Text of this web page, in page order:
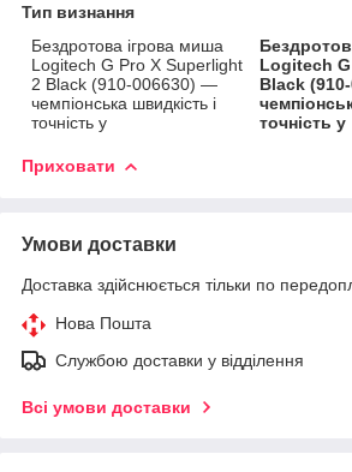
Тип визнання
Бездротова ігрова миша
Logitech G Pro X Superlight
2 Black (910-006630) —
чемпіонська швидкість і
точність у
Logitech
Black
точність у
Приховати
Умови доставки
Доставка здійснюється тільки по
Нова Пошта
Службою доставки у відділення
Всі умови доставки